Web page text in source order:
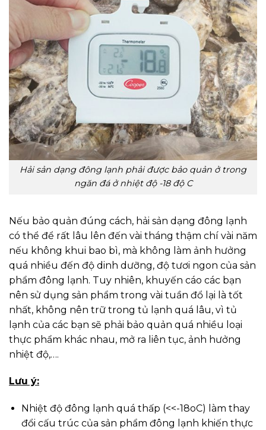
Hải sản dạng đông lạnh phải được bảo quản ở trong
ngăn đá ở nhiệt độ -18 độ C
Nếu bảo quản đúng cách, hải sản dạng đông lạnh
có thể để rất lâu lên đến vài tháng thậm chí vài năm
nếu không khui bao bì, mà không làm ảnh hưởng
quá nhiều đến độ dinh dưỡng, độ tươi ngon của sản
phẩm đông lạnh. Tuy nhiên, khuyến cáo các bạn
nên sử dụng sản phẩm trong vài tuần đổ lại là tốt
nhất, không nên trữ trong tủ lạnh quá lâu, vì tủ
lạnh của các bạn sẽ phải bảo quản quá nhiều loại
thực phẩm khác nhau, mở ra liên tục, ảnh hưởng
nhiệt độ,….
Lưu ý:
Nhiệt độ đông lạnh quá thấp (<<-18oC) làm thay
đổi cấu trúc của sản phẩm đông lạnh khiến thực